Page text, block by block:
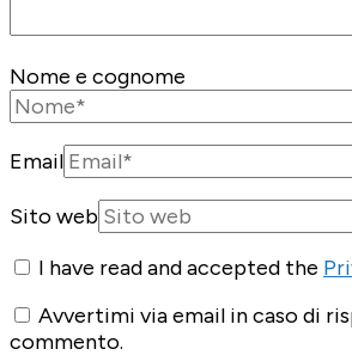
Nome e cognome
Email
Sito web
I have read and accepted the
Avvertimi via email in caso di
commento.